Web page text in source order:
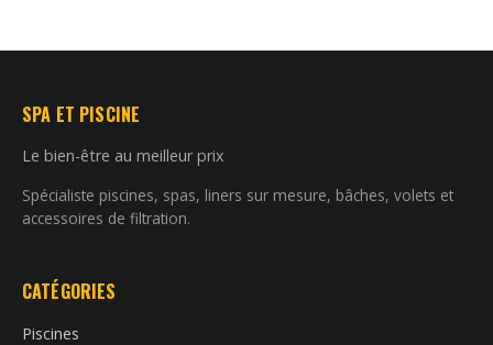
SPA ET PISCINE
Le bien-être au meilleur prix
Spécialiste piscines, spas, liners sur mesure, bâches, volets et
accessoires de filtration.
CATÉGORIES
Piscines